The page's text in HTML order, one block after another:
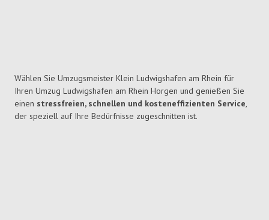
Wählen Sie Umzugsmeister Klein Ludwigshafen am Rhein für
Ihren Umzug Ludwigshafen am Rhein Horgen und genießen Sie
einen stressfreien, schnellen und kosteneffizienten Service,
der speziell auf Ihre Bedürfnisse zugeschnitten ist.